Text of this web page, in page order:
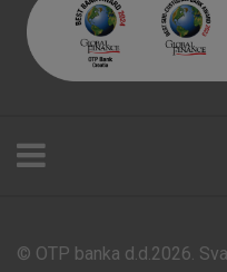
Poslovnice i bankomati
© OTP banka d.d.2026.